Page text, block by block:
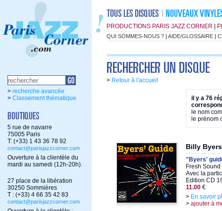
PRODUCTIONS PARIS JAZZ CORNER
QUI SOMMES-NOUS ? | AIDE/GLOSSAIRE |
> recherche avancée
> Classement thématique
5 rue de navarre
75005 Paris
T: (+33) 1 43 36 78 92
contact@parisjazzcorner.com
Ouverture à la clientèle du
mardi au samedi (12h-20h).
27 place de la libération
30250 Sommières
T : (+33) 4 66 35 42 83
contact@parisjazzcorner.com
> Retour à l'accueil
il y a 76
le nom
le prénom
Billy
"Byers'
Fresh
Avec la
Edition CD
11.00 €
> En savoir
> ajouter à